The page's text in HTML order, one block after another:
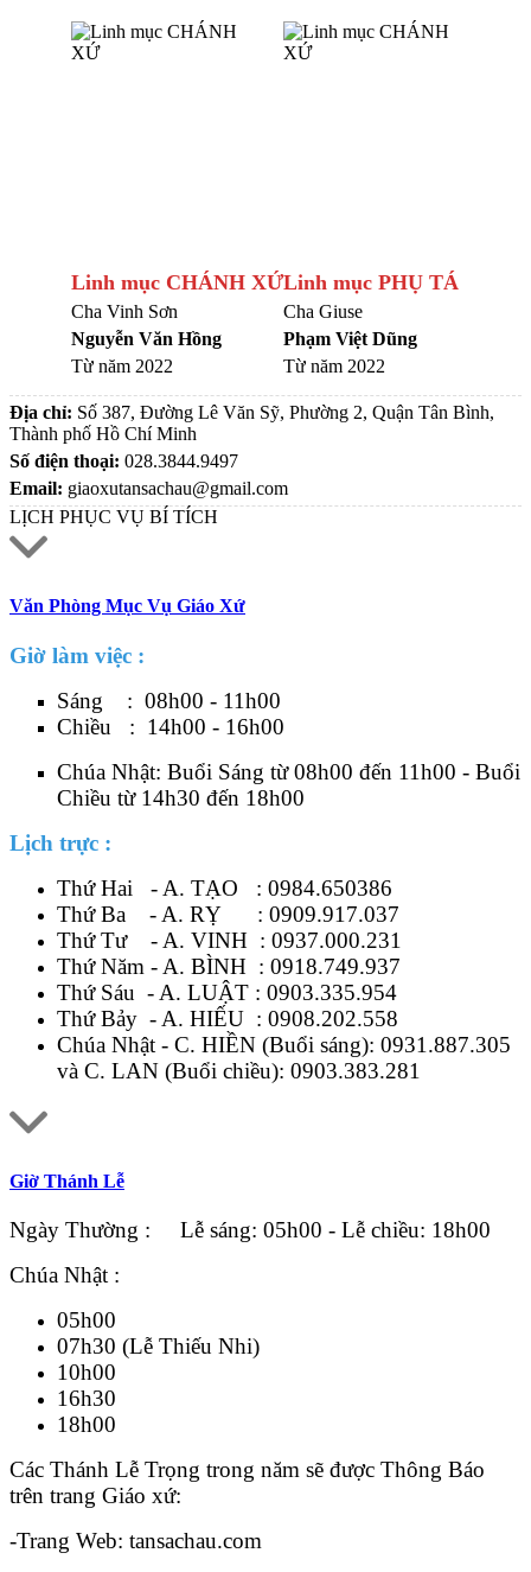
Linh mục CHÁNH XỨ
Cha Vinh Sơn
Nguyễn Văn Hồng
Từ năm 2022
Linh mục PHỤ TÁ
Cha Giuse
Phạm Việt Dũng
Từ năm 2022
Địa chỉ: Số 387, Đường Lê Văn Sỹ, Phường 2, Quận Tân Bình,
Thành phố Hồ Chí Minh
Số điện thoại: 028.3844.9497
Email: giaoxutansachau@gmail.com
LỊCH PHỤC VỤ BÍ TÍCH
Văn Phòng Mục Vụ Giáo Xứ
Giờ làm việc :
Sáng : 08h00 - 11h00
Chiều : 14h00 - 16h00
Chúa Nhật: Buổi Sáng từ 08h00 đến 11h00 - Buổi
Chiều từ 14h30 đến 18h00
Lịch trực :
Thứ Hai - A. TẠO : 0984.650386
Thứ Ba - A. RỴ : 0909.917.037
Thứ Tư - A. VINH : 0937.000.231
Thứ Năm - A. BÌNH : 0918.749.937
Thứ Sáu - A. LUẬT : 0903.335.954
Thứ Bảy - A. HIẾU : 0908.202.558
Chúa Nhật - C. HIỀN (Buổi sáng): 0931.887.305
và C. LAN (Buổi chiều): 0903.383.281
Giờ Thánh Lễ
Ngày Thường : Lễ sáng: 05h00 - Lễ chiều: 18h00
Chúa Nhật :
05h00
07h30 (Lễ Thiếu Nhi)
10h00
16h30
18h00
Các Thánh Lễ Trọng trong năm sẽ được Thông Báo
trên trang Giáo xứ:
-Trang Web: tansachau.com